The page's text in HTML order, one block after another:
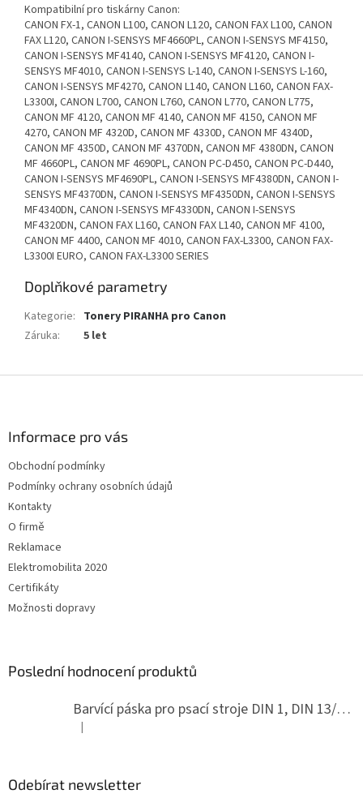
Kompatibilní pro tiskárny Canon:
CANON FX-1, CANON L100, CANON L120, CANON FAX L100, CANON
FAX L120, CANON I-SENSYS MF4660PL, CANON I-SENSYS MF4150,
CANON I-SENSYS MF4140, CANON I-SENSYS MF4120, CANON I-
SENSYS MF4010, CANON I-SENSYS L-140, CANON I-SENSYS L-160,
CANON I-SENSYS MF4270, CANON L140, CANON L160, CANON FAX-
L3300I, CANON L700, CANON L760, CANON L770, CANON L775,
CANON MF 4120, CANON MF 4140, CANON MF 4150, CANON MF
4270, CANON MF 4320D, CANON MF 4330D, CANON MF 4340D,
CANON MF 4350D, CANON MF 4370DN, CANON MF 4380DN, CANON
MF 4660PL, CANON MF 4690PL, CANON PC-D450, CANON PC-D440,
CANON I-SENSYS MF4690PL, CANON I-SENSYS MF4380DN, CANON I-
SENSYS MF4370DN, CANON I-SENSYS MF4350DN, CANON I-SENSYS
MF4340DN, CANON I-SENSYS MF4330DN, CANON I-SENSYS
MF4320DN, CANON FAX L160, CANON FAX L140, CANON MF 4100,
CANON MF 4400, CANON MF 4010, CANON FAX-L3300, CANON FAX-
L3300I EURO, CANON FAX-L3300 SERIES
Doplňkové parametry
Kategorie: Tonery PIRANHA pro Canon
Záruka: 5 let
Informace pro vás
Obchodní podmínky
Podmínky ochrany osobních údajů
Kontakty
O firmě
Reklamace
Elektromobilita 2020
Certifikáty
Možnosti dopravy
Poslední hodnocení produktů
Barvící páska pro psací stroje DIN 1, DIN 13/10, LAND, PA červenočerná
Hodnocení produktu je 5 z 5 hvězdiček.
|
Odebírat newsletter